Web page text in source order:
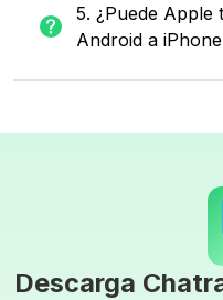
5. ¿Puede
Android a
Descarga